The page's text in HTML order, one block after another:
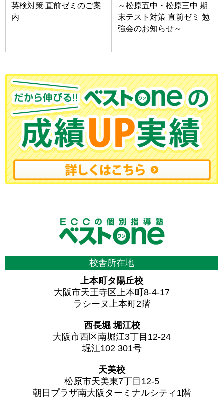
英検対策 直前ゼミのご案
内
～松原五中・松原三中 期
末テスト対策 直前ゼミ 勉
強会のお知らせ～
校舎所在地
上本町タ陽丘校
大阪市天王寺区上本町8-4-17
ラシーヌ上本町2階
西長堀 堀江校
大阪市西区南堀江3丁目12-24
堀江102 301号
天美校
松原市天美東7丁目12-5
朝日プラザ南大阪ターミナルシティ1階